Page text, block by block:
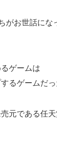
お世話にな
ゲームは
るゲームだっ
元である任